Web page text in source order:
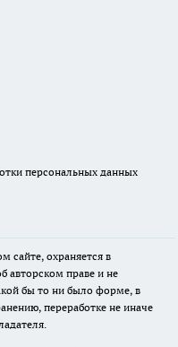
персональных данных
сайте, охраняется в
авторском праве и не
бы то ни было форме, в
переработке не иначе